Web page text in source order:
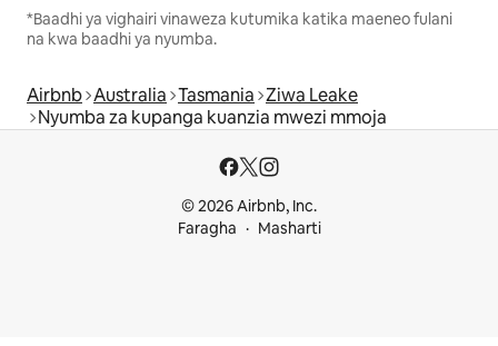
*Baadhi ya vighairi vinaweza kutumika katika maeneo fulani
na kwa baadhi ya nyumba.
Airbnb Australia Tasmania Ziwa Leake
Nyumba za kupanga kuanzia mwezi mmoja
© 2026 Airbnb, Inc.
Faragha
Masharti